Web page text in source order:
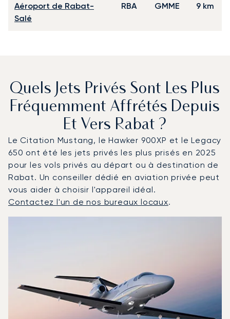
Aéroport de Rabat-
Salé
RBA GMME 9 km
Quels Jets Privés Sont Les Plus
Fréquemment Affrétés Depuis
Et Vers Rabat ?
Le Citation Mustang, le Hawker 900XP et le Legacy
650 ont été les jets privés les plus prisés en 2025
pour les vols privés au départ ou à destination de
Rabat. Un conseiller dédié en aviation privée peut
vous aider à choisir l'appareil idéal.
Contactez l'un de nos bureaux locaux.